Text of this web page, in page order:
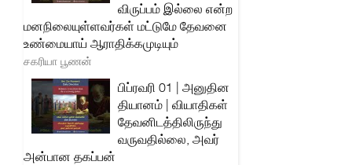
விருப்பம் இல்லை என்ற
மனநிலையுள்ளவர்கள் மட்டுமே தேவனை
உண்மையாய் ஆராதிக்கமுடியும்
சகரியா பூணன்
பிப்ரவரி 01 | அனுதின
தியானம் | வியாதிகள்
தேவனிடத்திலிருந்து
வருவதில்லை, அவர்
அன்பான தகப்பன்